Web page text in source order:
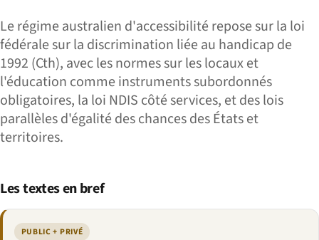
Le régime australien d'accessibilité repose sur la loi
fédérale sur la discrimination liée au handicap de
1992 (Cth), avec les normes sur les locaux et
l'éducation comme instruments subordonnés
obligatoires, la loi NDIS côté services, et des lois
parallèles d'égalité des chances des États et
territoires.
Les textes en bref
PUBLIC + PRIVÉ